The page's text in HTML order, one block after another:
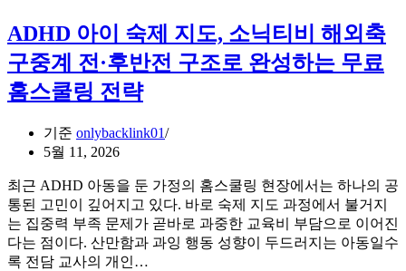
전
가
이
드
해
야
할
지
과
예
상
수
모
음
사
이
트
의
오
해
와
진
실:
라
이
ADHD 아이 숙제 지도, 소닉티비 해외축
구중계 전·후반전 구조로 완성하는 무료
홈스쿨링 전략
기준 onlybacklink01
5월 11, 2026
최근 ADHD 아동을 둔 가정의 홈스쿨링 현장에서는 하나의 공
통된 고민이 깊어지고 있다. 바로 숙제 지도 과정에서 불거지
는 집중력 부족 문제가 곧바로 과중한 교육비 부담으로 이어진
다는 점이다. 산만함과 과잉 행동 성향이 두드러지는 아동일수
록 전담 교사의 개인…